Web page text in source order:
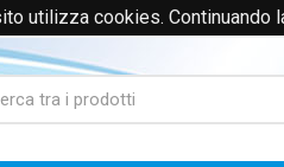
utilizza cookies. Continuando
0171385365 (Solo Voce)